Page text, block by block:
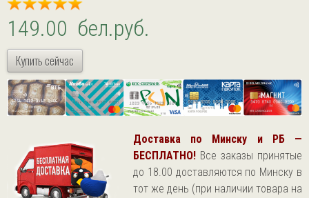
149.00 бел.руб.
Купить сейчас
Доставка по Минску и РБ —
БЕСПЛАТНО! Все заказы принятые
до 18.00 доставляются по Минску в
тот же день (при наличии товара на